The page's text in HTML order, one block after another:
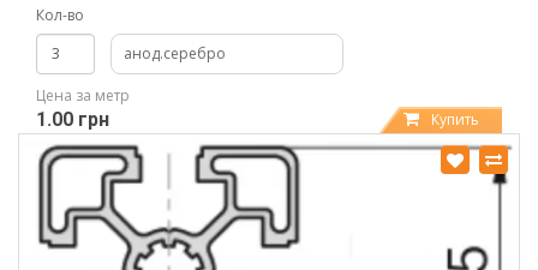
Кол-во
анод.серебро
Цена за метр
1.00 грн Купить